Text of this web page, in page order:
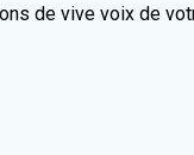
de vive voix de